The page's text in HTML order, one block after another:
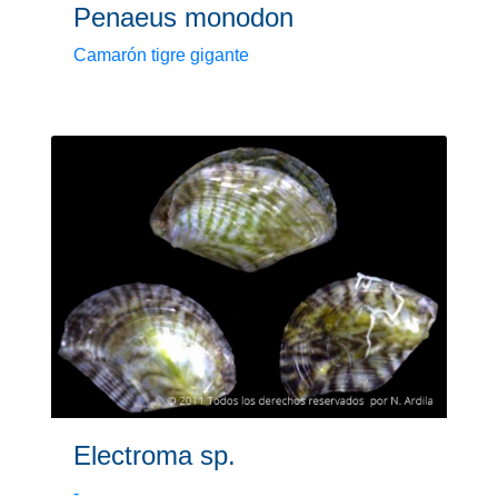
Penaeus monodon
Camarón tigre gigante
Electroma sp.
-